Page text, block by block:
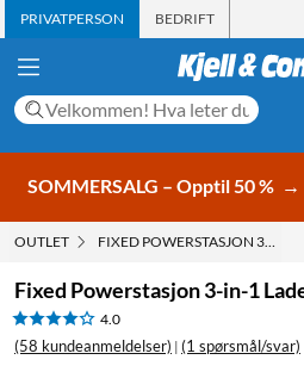
PRIVATPERSON BEDRIFT
SOMMERSALG – Opptil 50 % →
OUTLET FIXED POWERSTASJON 3-IN-1
Fixed Powerstasjon 3-in-1
4.0
(58 kundeanmeldelser) | (1 spørsmål/svar)